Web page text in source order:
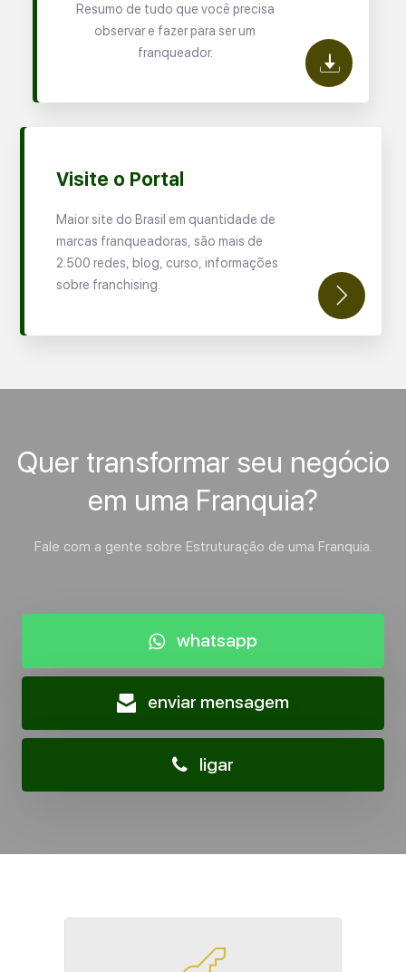
Resumo de tudo que você precisa
observar e fazer para ser um
franqueador.
Visite o Portal
Maior site do Brasil em quantidade de
marcas franqueadoras, são mais de
2.500 redes, blog, curso, informações
sobre franchising.
Quer transformar seu negócio
em uma Franquia?
Fale com a gente sobre Estruturação de uma Franquia.
whatsapp
enviar mensagem
ligar